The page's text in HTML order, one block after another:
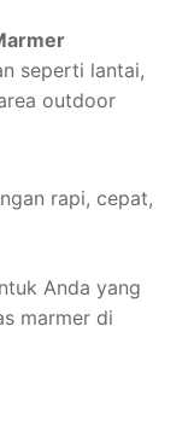
seperti lantai,
outdoor
rapi, cepat,
Anda yang
marmer di